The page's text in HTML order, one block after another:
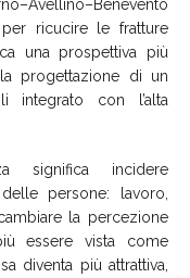
ricucire le fratture
una prospettiva più
progettazione di un
integrato con l’alta
significa incidere
persone: lavoro,
la percezione
essere vista come
diventa più attrattiva,